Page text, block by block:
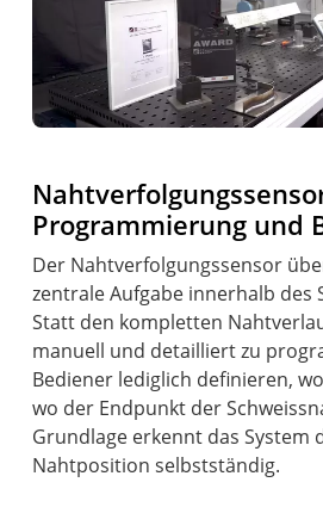
Programmierung und
Der Nahtverfolgungssensor
zentrale Aufgabe innerhalb des
Statt den kompletten
manuell und detailliert zu
Bediener lediglich definieren,
wo der Endpunkt der
Grundlage erkennt das System
Nahtposition selbstständig.